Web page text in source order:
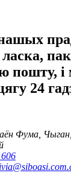
ласка,
пошту,
24
Фума, Чыган,